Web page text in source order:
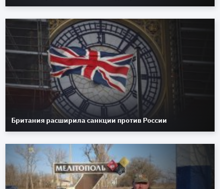
Британия расширила санкции против России